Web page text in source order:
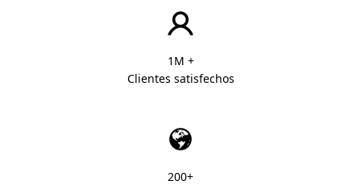
1M +
Clientes satisfechos
200+